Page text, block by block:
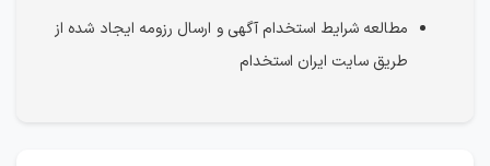
مطالعه شرایط استخدام آگهی و ارسال رزومه ایجاد شده از
طریق سایت ایران استخدام